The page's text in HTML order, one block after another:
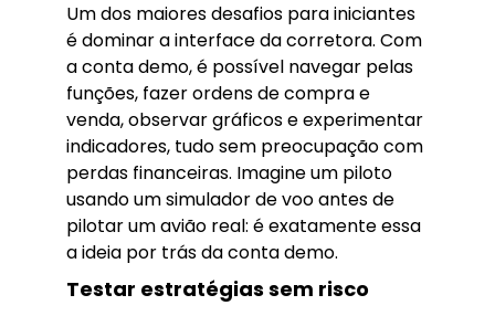
Um dos maiores desafios para iniciantes
é dominar a interface da corretora. Com
a conta demo, é possível navegar pelas
funções, fazer ordens de compra e
venda, observar gráficos e experimentar
indicadores, tudo sem preocupação com
perdas financeiras. Imagine um piloto
usando um simulador de voo antes de
pilotar um avião real: é exatamente essa
a ideia por trás da conta demo.
Testar estratégias sem risco